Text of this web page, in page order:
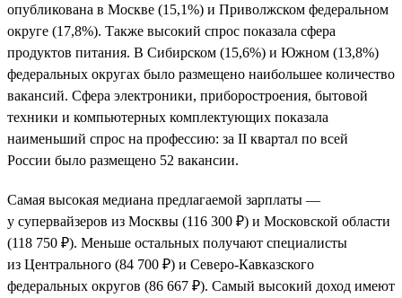
опубликована в Москве (15,1%) и Приволжском федеральном
округе (17,8%). Также высокий спрос показала сфера
продуктов питания. В Сибирском (15,6%) и Южном (13,8%)
федеральных округах было размещено наибольшее количество
вакансий. Сфера электроники, приборостроения, бытовой
техники и компьютерных комплектующих показала
наименьший спрос на профессию: за II квартал по всей
России было размещено 52 вакансии.
Самая высокая медиана предлагаемой зарплаты —
у супервайзеров из Москвы (116 300 ₽) и Московской области
(118 750 ₽). Меньше остальных получают специалисты
из Центрального (84 700 ₽) и Северо-Кавказского
федеральных округов (86 667 ₽). Самый высокий доход имеют